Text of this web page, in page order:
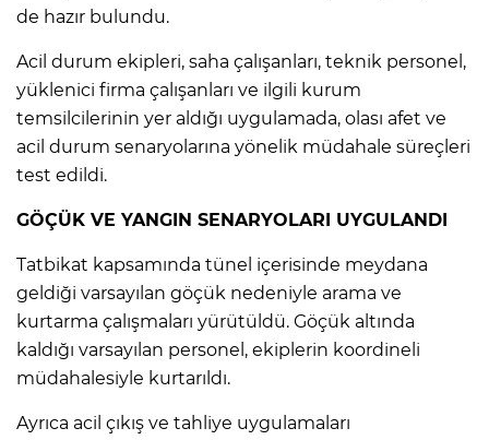
de hazır bulundu.
Acil durum ekipleri, saha çalışanları, teknik personel,
yüklenici firma çalışanları ve ilgili kurum
temsilcilerinin yer aldığı uygulamada, olası afet ve
acil durum senaryolarına yönelik müdahale süreçleri
test edildi.
GÖÇÜK VE YANGIN SENARYOLARI UYGULANDI
Tatbikat kapsamında tünel içerisinde meydana
geldiği varsayılan göçük nedeniyle arama ve
kurtarma çalışmaları yürütüldü. Göçük altında
kaldığı varsayılan personel, ekiplerin koordineli
müdahalesiyle kurtarıldı.
Ayrıca acil çıkış ve tahliye uygulamaları